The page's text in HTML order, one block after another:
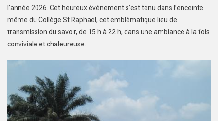
l’année 2026. Cet heureux événement s’est tenu dans l’enceinte
même du Collège St Raphaël, cet emblématique lieu de
transmission du savoir, de 15 h à 22 h, dans une ambiance à la fois
conviviale et chaleureuse.